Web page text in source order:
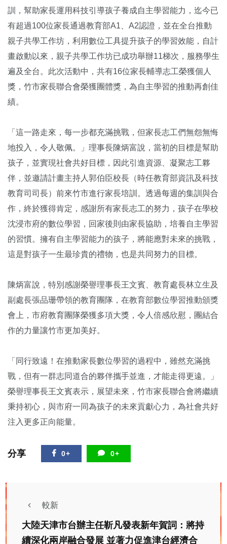
訓，幫助家長運用科技引導孩子養成自主學習能力，迄今已
有超過100位家長通過教育部A1、A2認證，並在全台推動
親子共學工作坊，利用數位工具提升孩子的學習效能，自計
畫啟動以來，親子共學工作坊已成功舉辦11梯次，服務學生
遍及全台。此次活動中，共有16位家長輔導志工榮獲個人
獎，竹市家長聯合會榮獲團體獎，為自主學習的推動再創佳
績。
「這一路走來，每一步都充滿挑戰，但家長志工們無怨無悔
地投入，令人敬佩。」理事長陳炳富說，當初的目標是幫助
孩子，並實現社會共好目標，因此引進資源、凝聚志工夥
伴，並邀請計畫主持人郭伯臣校長（時任教育部資訊及科技
教育司司長）前來竹市進行家長培訓。透過每週的集訓與合
作，終於獲得肯定，感謝所有家長志工的努力，孩子在學校
沈浸市府的數位學習，回家後則由家長協助，培養自主學習
的習慣。擁有自主學習能力的孩子，將能應對未來的挑戰，
這是對孩子一生最珍貴的禮物，也是共同努力的目標。
陳炳富說，特別感謝榮譽理事長王文賓、教育處長林立生及
副處長張品珊帶領的教育團隊，在教育部數位學習推動頒獎
會上，市府教育團隊榮獲多項大獎，令人倍感欣慰，團結合
作的力量讓竹市更加美好。
「同行致遠！在推動家長數位學習的過程中，雖然充滿挑
戰，但有一群志同道合的夥伴攜手並進，才能走得更遠。」
榮譽理事長王文賓表示，展望未來，竹市家長聯合會將繼續
秉持初心，與市府一同為孩子的未來貢獻心力，為社會共好
注入更多正向能量。
分享 0+ 0+
較新
大陸天津市台辦主任靳凡發表新年賀詞：將持
續深化兩岸融合發展 並著力促進津台經濟合